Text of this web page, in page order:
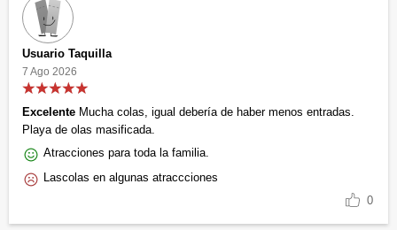
Usuario Taquilla
7 Ago 2026
Excelente Mucha colas, igual debería de haber menos entradas.
Playa de olas masificada.
Atracciones para toda la familia.
Lascolas en algunas atraccciones
0